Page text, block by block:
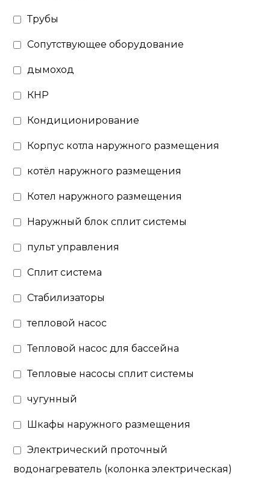
Трубы
Сопутствующее оборудование
дымоход
КНР
Кондиционирование
Корпус котла наружного размещения
котёл наружного размещения
Котел наружного размещения
Наружный блок сплит системы
пульт управления
Сплит система
Стабилизаторы
тепловой насос
Тепловой насос для бассейна
Тепловые насосы сплит системы
чугунный
Шкафы наружного размещения
Электрический проточный
водонагреватель (колонка электрическая)